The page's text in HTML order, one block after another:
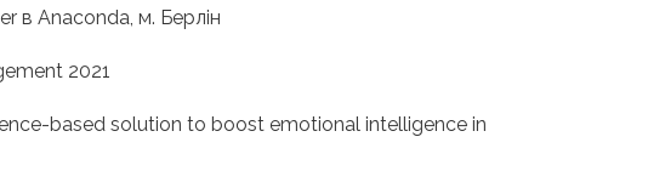
в Anaconda, м. Берлін
2021
based solution to boost emotional intelligence in